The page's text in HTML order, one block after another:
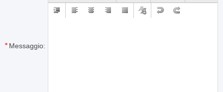
Messaggio: